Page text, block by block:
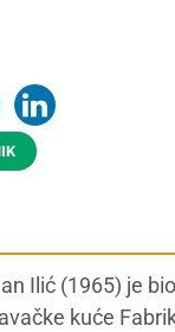
Ilić (1965) je
kuće